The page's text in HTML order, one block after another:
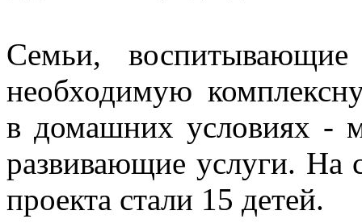
Семьи,
необходимую
в домашних условиях -
развивающие услуги. На
проекта стали 15 детей.